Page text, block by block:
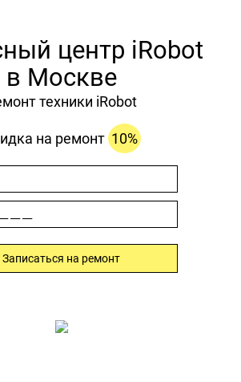
центр iRobot
в Москве
техники iRobot
на ремонт 10%
Записаться на ремонт